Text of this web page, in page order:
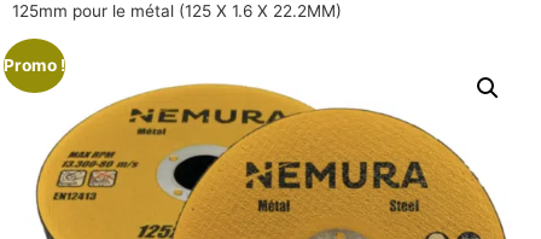
125mm pour le métal (125 X 1.6 X 22.2MM)
Promo !